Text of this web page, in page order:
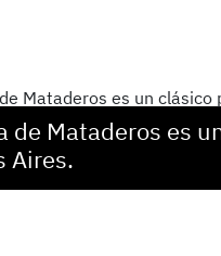
de Mataderos es
Aires.